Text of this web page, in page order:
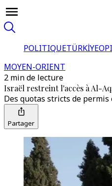
POLITIQUETÜRKİYE
MOYEN-ORIENT
2 min de lecture
Israël restreint l'accès à Al-
Des quotas stricts de
Partager